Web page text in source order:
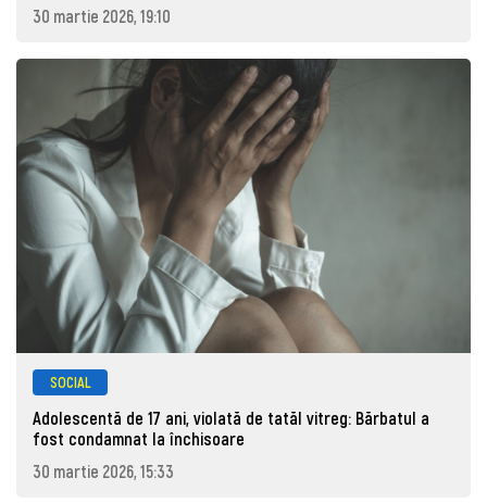
30 martie 2026, 19:10
SOCIAL
Adolescentă de 17 ani, violată de tatăl vitreg: Bărbatul a
fost condamnat la închisoare
30 martie 2026, 15:33